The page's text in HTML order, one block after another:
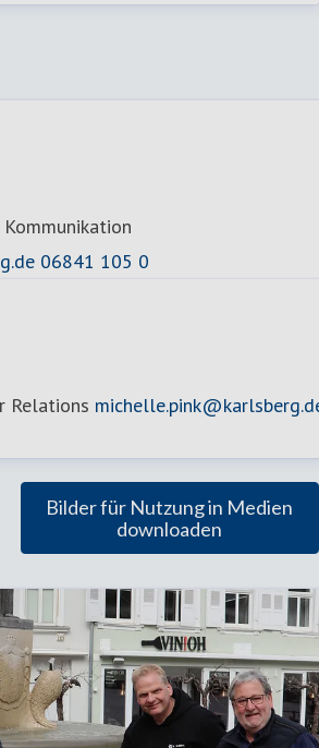
06841 105 0
Relations
Bilder für Nutzung in Medien
downloaden